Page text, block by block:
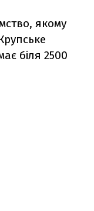
якому
біля 2500